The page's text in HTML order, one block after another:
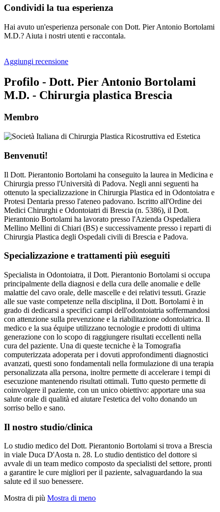
Condividi la tua esperienza
Hai avuto un'esperienza personale con Dott. Pier Antonio Bortolami
M.D.? Aiuta i nostri utenti e raccontala.
Aggiungi recensione
Profilo - Dott. Pier Antonio Bortolami
M.D. - Chirurgia plastica Brescia
Membro
Benvenuti!
Il Dott. Pierantonio Bortolami ha conseguito la laurea in Medicina e
Chirurgia presso l'Università di Padova. Negli anni seguenti ha
ottenuto la specializzazione in Chirurgia Plastica ed in Odontoiatra e
Protesi Dentaria presso l'ateneo padovano. Iscritto all'Ordine dei
Medici Chirurghi e Odontoiatri di Brescia (n. 5386), il Dott.
Pierantonio Bortolami ha lavorato presso l'Azienda Ospedaliera
Mellino Mellini di Chiari (BS) e successivamente presso i reparti di
Chirurgia Plastica degli Ospedali civili di Brescia e Padova.
Specializzazione e trattamenti più eseguiti
Specialista in Odontoiatra, il Dott. Pierantonio Bortolami si occupa
principalmente della diagnosi e della cura delle anomalie e delle
malattie del cavo orale, delle mascelle e dei relativi tessuti. Grazie
alle sue vaste competenze nella disciplina, il Dott. Bortolami è in
grado di dedicarsi a specifici campi dell'odontoiatria soffermandosi
con attenzione sulla prevenzione e la riabilitazione odontoiatrica. Il
medico e la sua équipe utilizzano tecnologie e prodotti di ultima
generazione con lo scopo di raggiungere risultati eccellenti nella
cura del paziente. Una di queste tecniche è la Tomografia
computerizzata adoperata per i dovuti approfondimenti diagnostici
avanzati, questi sono fondamentali nella formulazione di una terapia
personalizzata alla persona, inoltre permette di accelerare i tempi di
esecuzione mantenendo risultati ottimali. Tutto questo permette di
coinvolgere il paziente, con un unico obiettivo: apportare una sua
salute orale di qualità ed aiutare l'estetica del volto donando un
sorriso bello e sano.
Il nostro studio/clinica
Lo studio medico del Dott. Pierantonio Bortolami si trova a Brescia
in viale Duca D'Aosta n. 28. Lo studio dentistico del dottore si
avvale di un team medico composto da specialisti del settore, pronti
a garantire le cure migliori per il paziente, salvaguardando la sua
salute ed il suo benessere.
Mostra di più Mostra di meno